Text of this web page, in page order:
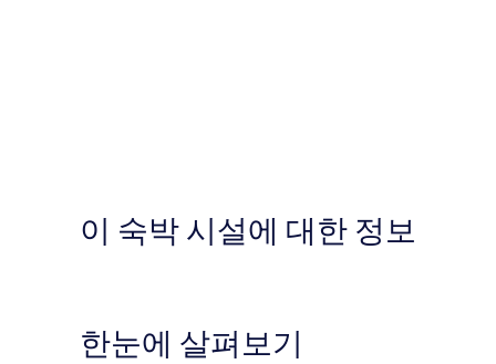
이 숙박 시설에 대한 정보
한눈에 살펴보기